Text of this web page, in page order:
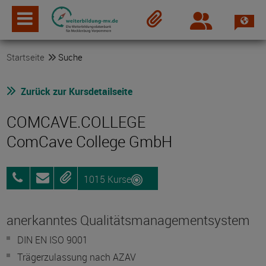
Login
Startseite Suche
Zurück zur Kursdetailseite
COMCAVE.COLLEGE
ComCave College GmbH
0800
25072012
AnfragenMerken1015 Kurse
anerkanntes Qualitätsmanagementsystem
DIN EN ISO 9001
Trägerzulassung nach AZAV